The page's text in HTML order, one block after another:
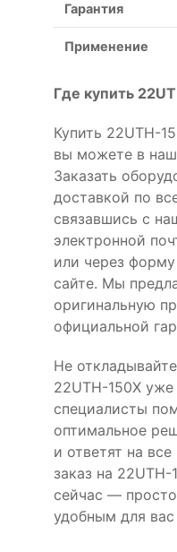
Гарантия
Применение
Где купить
Купить 22UTH-
вы можете в
Заказать
доставкой по
связавшись с
электронной
или через
сайте. Мы
оригинальную
официальной
Не
22UTH-150X
специалисты
оптимальное
и ответят на
заказ на
сейчас —
удобным для